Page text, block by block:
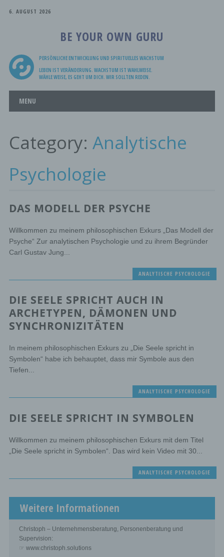
6. AUGUST 2026
BE YOUR OWN GURU
PERSÖNLICHE ENTWICKLUNG UND SPIRITUELLES WACHSTUM
LEBEN IST VERÄNDERUNG. WACHSTUM IST WAHLWEISE.
WÄHLE WEISE, ES GEHT UM DICH. WIR SOLLTEN REDEN.
Main menu
MENU
Category: Analytische
Psychologie
DAS MODELL DER PSYCHE
Willkommen zu meinem philosophischen Exkurs „Das Modell der
Psyche“ Zur analytischen Psychologie und zu ihrem Begründer
Carl Gustav Jung...
ANALYTISCHE PSYCHOLOGIE
DIE SEELE SPRICHT AUCH IN
ARCHETYPEN, DÄMONEN UND
SYNCHRONIZITÄTEN
In meinem philosophischen Exkurs zu „Die Seele spricht in
Symbolen“ habe ich behauptet, dass mir Symbole aus den
Tiefen...
ANALYTISCHE PSYCHOLOGIE
DIE SEELE SPRICHT IN SYMBOLEN
Willkommen zu meinem philosophischen Exkurs mit dem Titel
„Die Seele spricht in Symbolen“. Das wird kein Video mit 30...
ANALYTISCHE PSYCHOLOGIE
Weitere Informationen
Christoph – Unternehmensberatung, Personenberatung und
Supervision:
☞ www.christoph.solutions